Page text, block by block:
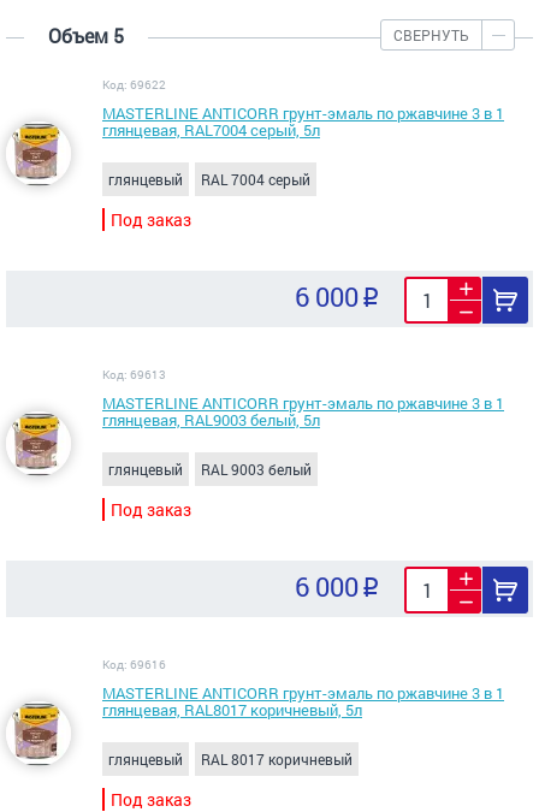
Объем 5 СВЕРНУТЬ
Код: 69622
MASTERLINE ANTICORR грунт-эмаль по ржавчине 3 в 1
глянцевая, RAL7004 серый, 5л
глянцевый RAL 7004 серый
Под заказ
6 000
Код: 69613
MASTERLINE ANTICORR грунт-эмаль по ржавчине 3 в 1
глянцевая, RAL9003 белый, 5л
глянцевый RAL 9003 белый
Под заказ
6 000
Код: 69616
MASTERLINE ANTICORR грунт-эмаль по ржавчине 3 в 1
глянцевая, RAL8017 коричневый, 5л
глянцевый RAL 8017 коричневый
Под заказ